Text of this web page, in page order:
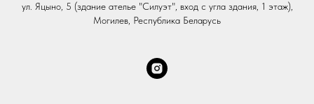
ул. Яцыно, 5 (здание ателье "Силуэт", вход с угла здания, 1 этаж),
Могилев, Республика Беларусь